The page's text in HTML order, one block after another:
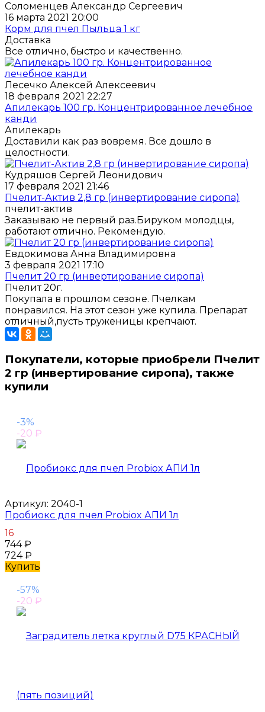
Соломенцев Александр Сергеевич
16 марта 2021 20:00
Корм для пчел Пыльца 1 кг
Доставка
Все отлично, быстро и качественно.
Лесечко Алексей Алексеевич
18 февраля 2021 22:27
Апилекарь 100 гр. Концентрированное лечебное
канди
Апилекарь
Доставили как раз вовремя. Все дошло в
целостности.
Кудряшов Сергей Леонидович
17 февраля 2021 21:46
Пчелит-Актив 2,8 гр (инвертирование сиропа)
пчелит-актив
Заказываю не первый раз.Бируком молодцы,
работают отлично. Рекомендую.
Евдокимова Анна Владимировна
3 февраля 2021 17:10
Пчелит 20 гр (инвертирование сиропа)
Пчелит 20г.
Покупала в прошлом сезоне. Пчелкам
понравился. На этот сезон уже купила. Препарат
отличный,пусть труженицы крепчают.
Покупатели, которые приобрели Пчелит
2 гр (инвертирование сиропа), также
купили
-3%
-20 ₽
Артикул: 2040-1
Пробиокс для пчел Probiox АПИ 1л
16
744₽
724₽
Купить
-57%
-20 ₽